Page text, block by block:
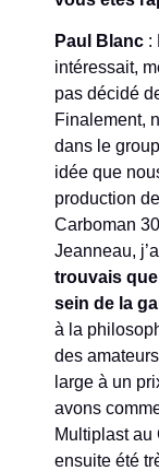
Paul Blanc :
intéressait,
pas décidé
Finalement,
dans le
idée que
production
Carboman
Jeanneau,
trouvais
sein de la
à la
des
large à un
avons
Multiplast au
ensuite été